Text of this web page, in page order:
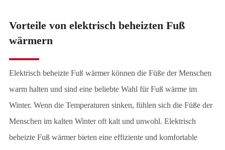
Vorteile von elektrisch beheizten Fuß
wärmern
Elektrisch beheizte Fuß wärmer können die Füße der Menschen
warm halten und sind eine beliebte Wahl für Fuß wärme im
Winter. Wenn die Temperaturen sinken, fühlen sich die Füße der
Menschen im kalten Winter oft kalt und unwohl. Elektrisch
beheizte Fuß wärmer bieten eine effiziente und komfortable